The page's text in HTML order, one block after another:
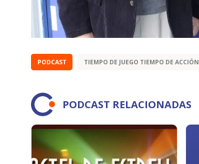
PODCAST TIEMPO DE JUEGO TIEMPO DE ACCIÓN
PODCAST RELACIONADAS